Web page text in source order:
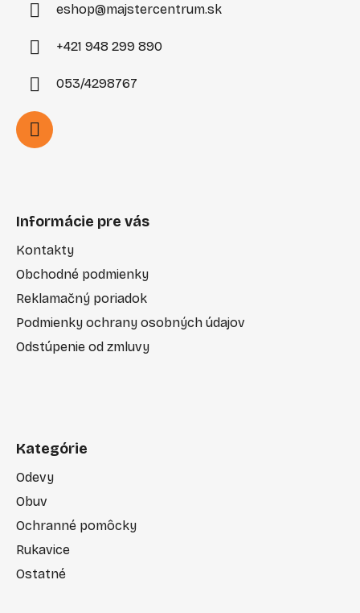
eshop@majstercentrum.sk
+421 948 299 890
053/4298767
Informácie pre vás
Kontakty
Obchodné podmienky
Reklamačný poriadok
Podmienky ochrany osobných údajov
Odstúpenie od zmluvy
Kategórie
Odevy
Obuv
Ochranné pomôcky
Rukavice
Ostatné